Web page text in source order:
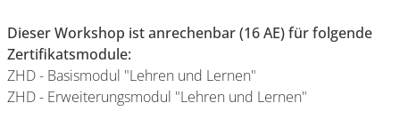
Dieser Workshop ist anrechenbar (16 AE) für folgende
Zertifikatsmodule:
ZHD - Basismodul "Lehren und Lernen"
ZHD - Erweiterungsmodul "Lehren und Lernen"